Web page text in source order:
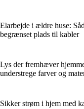
Elarbejde i ældre huse:
begrænset plads til kabler
Lys der fremhæver
understrege farver og
Sikker strøm i hjem med